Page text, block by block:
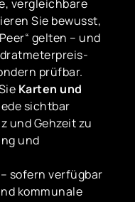
vergleichbare
Sie bewusst,
gelten – und
prüfbar.
Karten und
sichtbar
und Gehzeit zu
und
sofern verfügbar
kommunale